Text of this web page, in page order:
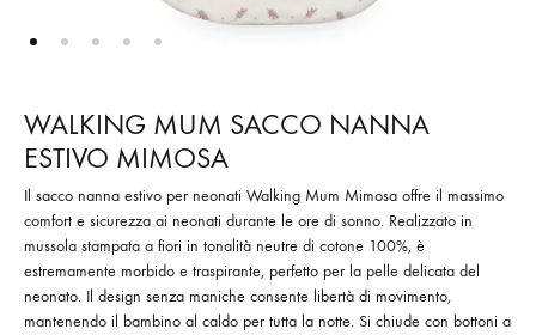
WALKING MUM SACCO NANNA
ESTIVO MIMOSA
Il sacco nanna estivo per neonati Walking Mum Mimosa offre il massimo
comfort e sicurezza ai neonati durante le ore di sonno. Realizzato in
mussola stampata a fiori in tonalità neutre di cotone 100%, è
estremamente morbido e traspirante, perfetto per la pelle delicata del
neonato. Il design senza maniche consente libertà di movimento,
mantenendo il bambino al caldo per tutta la notte. Si chiude con bottoni a